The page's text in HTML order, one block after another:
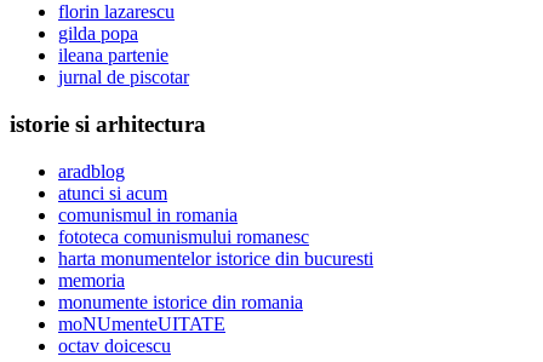
florin lazarescu
gilda popa
ileana partenie
jurnal de piscotar
istorie si arhitectura
aradblog
atunci si acum
comunismul in romania
fototeca comunismului romanesc
harta monumentelor istorice din bucuresti
memoria
monumente istorice din romania
moNUmenteUITATE
octav doicescu